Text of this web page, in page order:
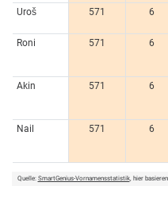
Uroš
571 6
Roni
571 6
Akin
571 6
Nail
571 6
Quelle: SmartGenius-Vornamensstatistik, hier